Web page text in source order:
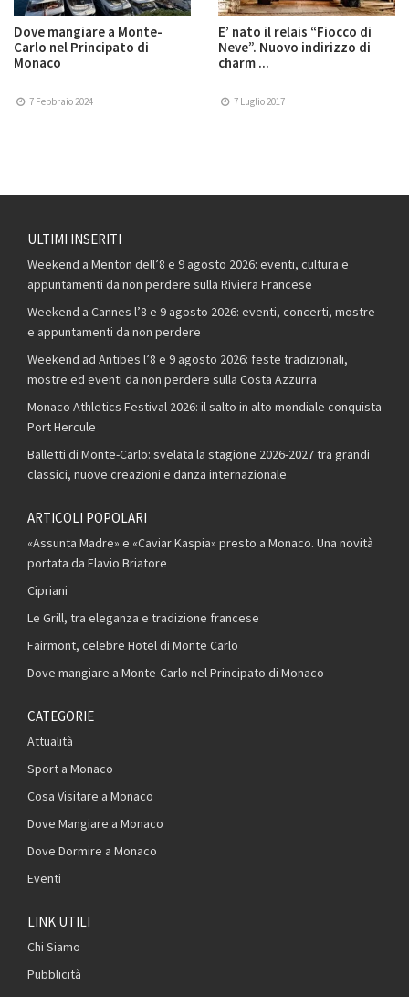
Dove mangiare a Monte-
Carlo nel Principato di
Monaco
7 Febbraio 2024
E’ nato il relais “Fiocco di
Neve”. Nuovo indirizzo di
charm ...
7 Luglio 2017
ULTIMI INSERITI
Weekend a Menton dell’8 e 9 agosto 2026: eventi, cultura e
appuntamenti da non perdere sulla Riviera Francese
Weekend a Cannes l’8 e 9 agosto 2026: eventi, concerti, mostre
e appuntamenti da non perdere
Weekend ad Antibes l’8 e 9 agosto 2026: feste tradizionali,
mostre ed eventi da non perdere sulla Costa Azzurra
Monaco Athletics Festival 2026: il salto in alto mondiale conquista
Port Hercule
Balletti di Monte-Carlo: svelata la stagione 2026-2027 tra grandi
classici, nuove creazioni e danza internazionale
ARTICOLI POPOLARI
«Assunta Madre» e «Caviar Kaspia» presto a Monaco. Una novità
portata da Flavio Briatore
Cipriani
Le Grill, tra eleganza e tradizione francese
Fairmont, celebre Hotel di Monte Carlo
Dove mangiare a Monte-Carlo nel Principato di Monaco
CATEGORIE
Attualità
Sport a Monaco
Cosa Visitare a Monaco
Dove Mangiare a Monaco
Dove Dormire a Monaco
Eventi
LINK UTILI
Chi Siamo
Pubblicità